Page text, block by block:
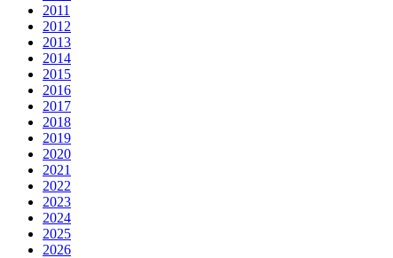
2011
2012
2013
2014
2015
2016
2017
2018
2019
2020
2021
2022
2023
2024
2025
2026